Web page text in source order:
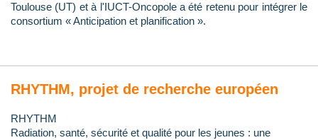
Toulouse (UT) et à l'IUCT-Oncopole a été retenu pour intégrer le
consortium « Anticipation et planification ».
RHYTHM, projet de recherche européen
RHYTHM
Radiation, santé, sécurité et qualité pour les jeunes : une